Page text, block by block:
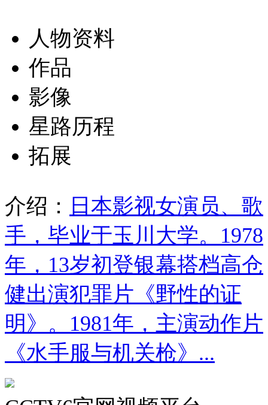
人物资料
作品
影像
星路历程
拓展
介绍： 日本影视女演员、歌
手，毕业于玉川大学。1978
年，13岁初登银幕搭档高仓
健出演犯罪片《野性的证
明》。1981年，主演动作片
《水手服与机关枪》...